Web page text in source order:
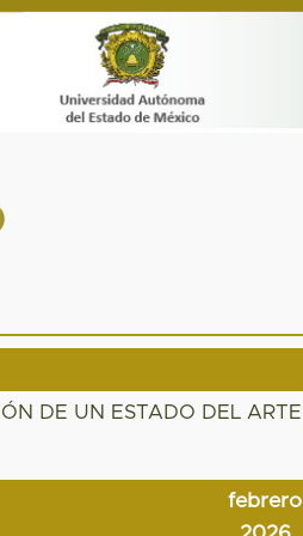
DE UN ESTADO DEL ARTE
febrero